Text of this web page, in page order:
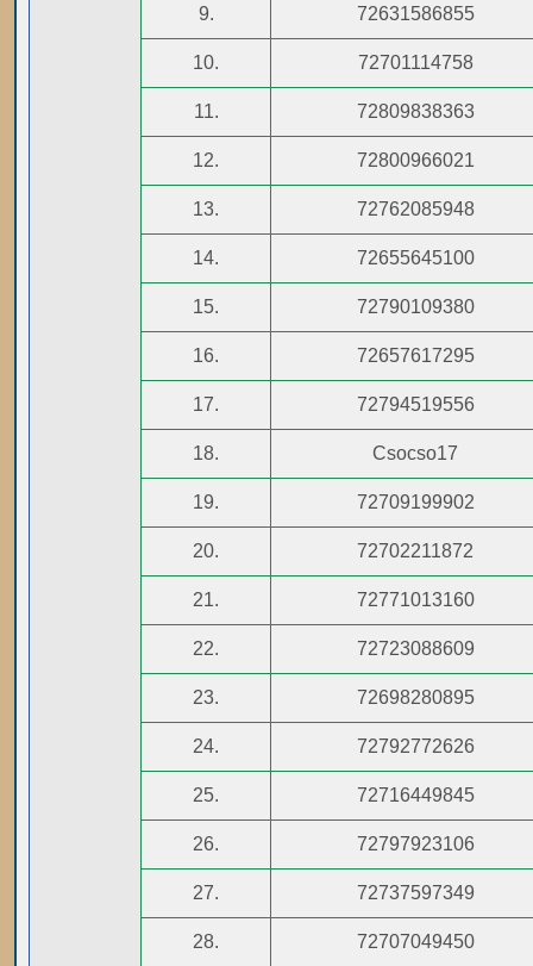
9. 72631586855
10. 72701114758
11. 72809838363
12. 72800966021
13. 72762085948
14. 72655645100
15. 72790109380
16. 72657617295
17. 72794519556
18. Csocso17
19. 72709199902
20. 72702211872
21. 72771013160
22. 72723088609
23. 72698280895
24. 72792772626
25. 72716449845
26. 72797923106
27. 72737597349
28. 72707049450